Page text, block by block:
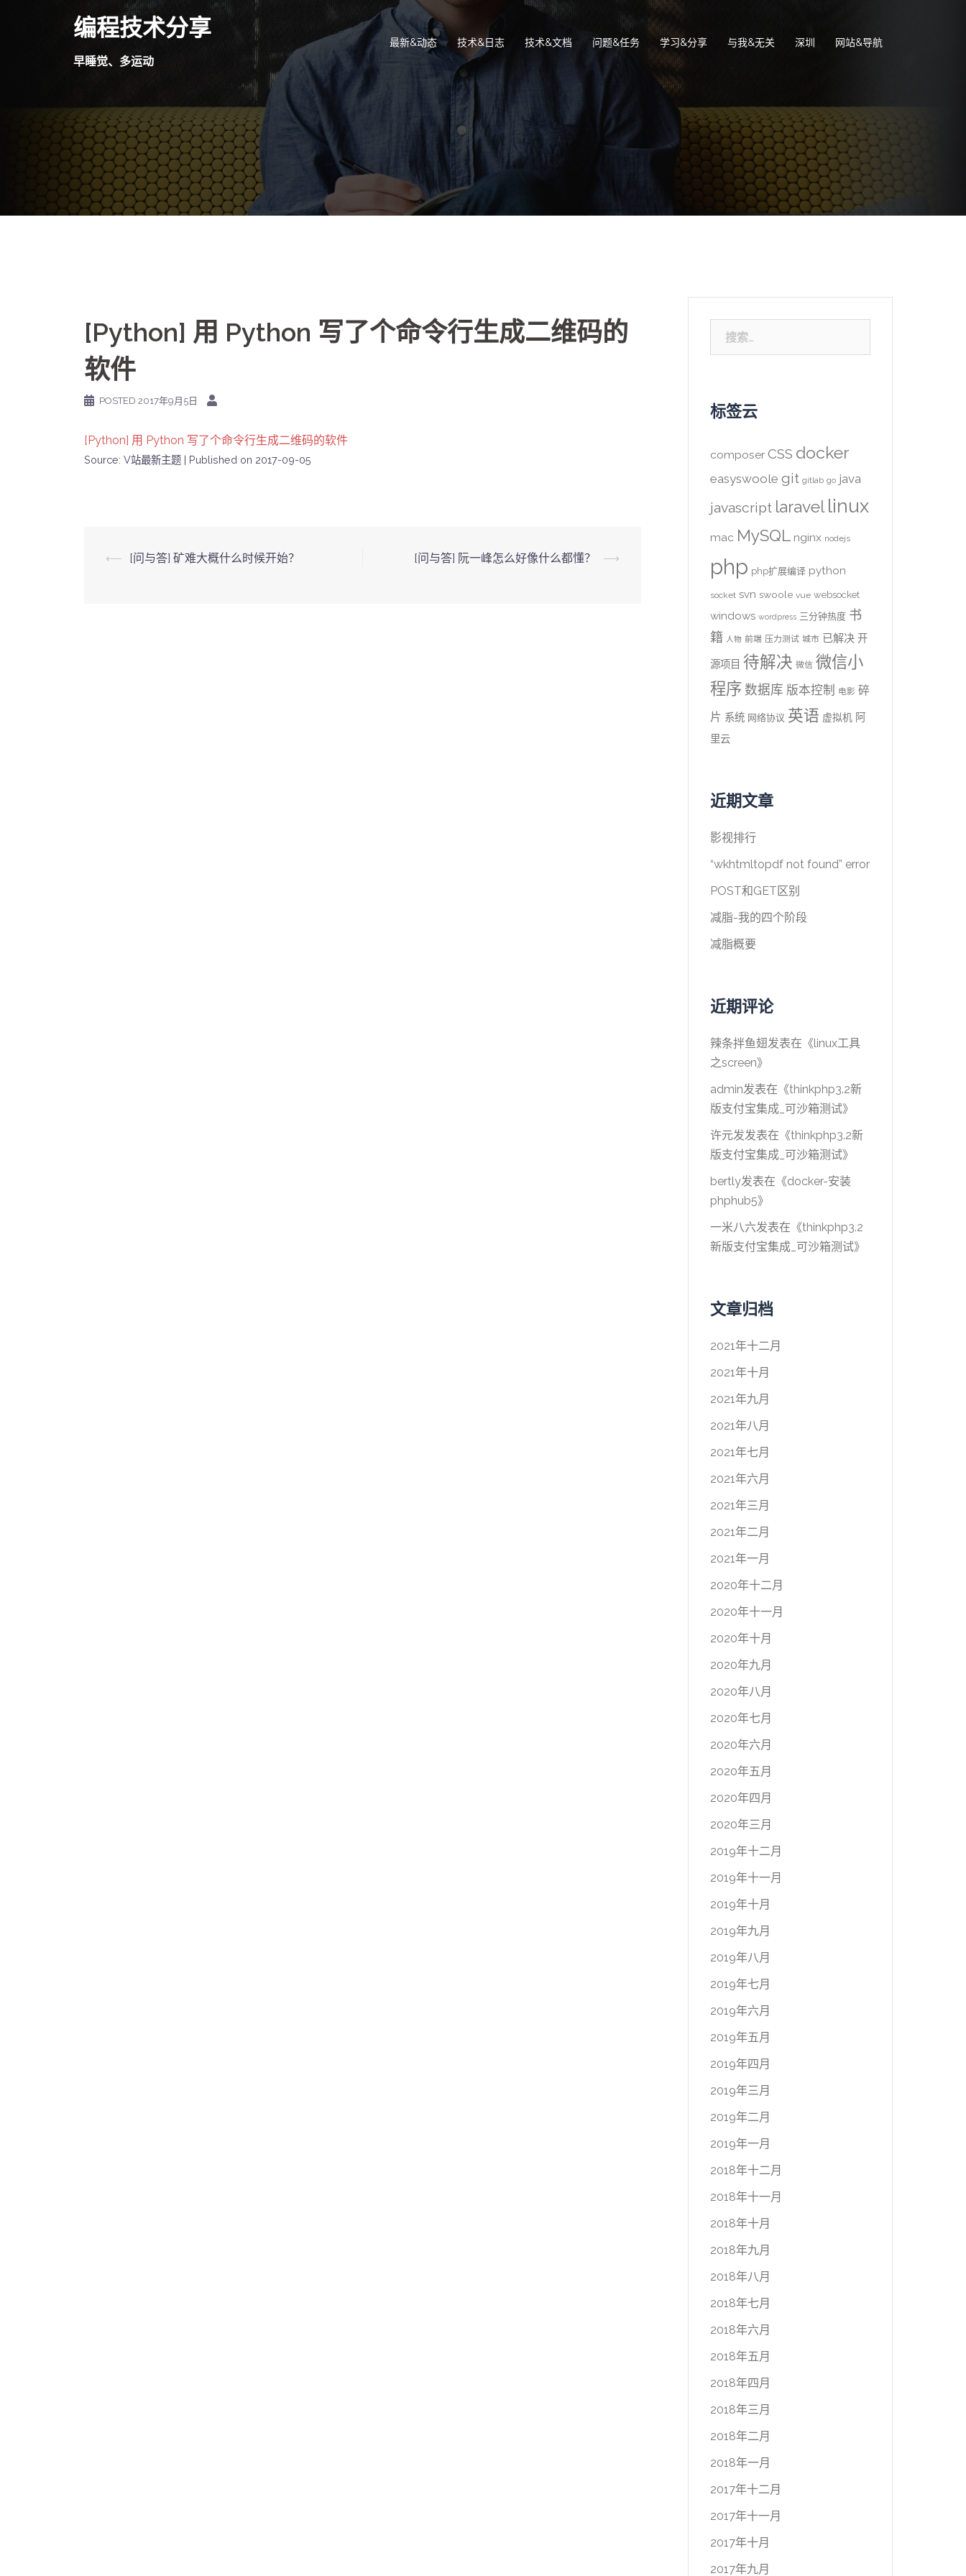
编程技术分享
早睡觉、多运动
最新&动态 技术&日志 技术&文档 问题&任务 学习&分享 与我&无关 深圳 网站&导航
[Python] 用 Python 写了个命令行生成二维码的
软件
POSTED 2017年9月5日
[Python] 用 Python 写了个命令行生成二维码的软件
Source: V站最新主题 Published on 2017-09-05
Post
⟵ [问与答] 矿难大概什么时候开始？ [问与答] 阮一峰怎么好像什么都懂？ ⟶
索：
标签云
composer CSS docker
easyswoole git gitlab go java
javascript laravel linux
mac MySQL nginx nodejs
php php扩展编译 python
socket svn swoole vue websocket
windows wordpress 三分钟热度 书
籍 人物 前端 压力测试 城市 已解决 开
源项目 待解决 微信 微信小
程序 数据库 版本控制 电影 碎
片 系统 网络协议 英语 虚拟机 阿
里云
近期文章
影视排行
“wkhtmltopdf not found” error
POST和GET区别
减脂-我的四个阶段
减脂概要
近期评论
辣条拌鱼翅发表在《linux工具
之screen》
admin发表在《thinkphp3.2新
版支付宝集成_可沙箱测试》
许元发发表在《thinkphp3.2新
版支付宝集成_可沙箱测试》
bertly发表在《docker-安装
phphub5》
一米八六发表在《thinkphp3.2
新版支付宝集成_可沙箱测试》
文章归档
2021年十二月
2021年十月
2021年九月
2021年八月
2021年七月
2021年六月
2021年三月
2021年二月
2021年一月
2020年十二月
2020年十一月
2020年十月
2020年九月
2020年八月
2020年七月
2020年六月
2020年五月
2020年四月
2020年三月
2019年十二月
2019年十一月
2019年十月
2019年九月
2019年八月
2019年七月
2019年六月
2019年五月
2019年四月
2019年三月
2019年二月
2019年一月
2018年十二月
2018年十一月
2018年十月
2018年九月
2018年八月
2018年七月
2018年六月
2018年五月
2018年四月
2018年三月
2018年二月
2018年一月
2017年十二月
2017年十一月
2017年十月
2017年九月